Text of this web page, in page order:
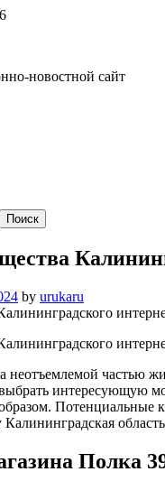
новостной сайт
by urukaru
неотъемлемой частью
интересующую
Потенциальные
Калининградская
Полка